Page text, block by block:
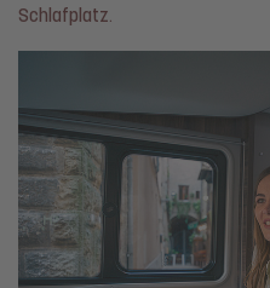
Schlafplatz.